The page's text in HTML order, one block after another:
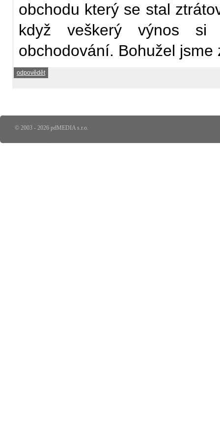
obchodu který se stal
když veškerý výnos si
obchodování. Bohužel jsme
odpovědět
© 2003 - 2026 pdMEDIA s.r.o.